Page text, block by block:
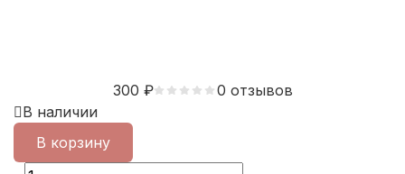
300 ₽
0 отзывов
В наличии
В корзину